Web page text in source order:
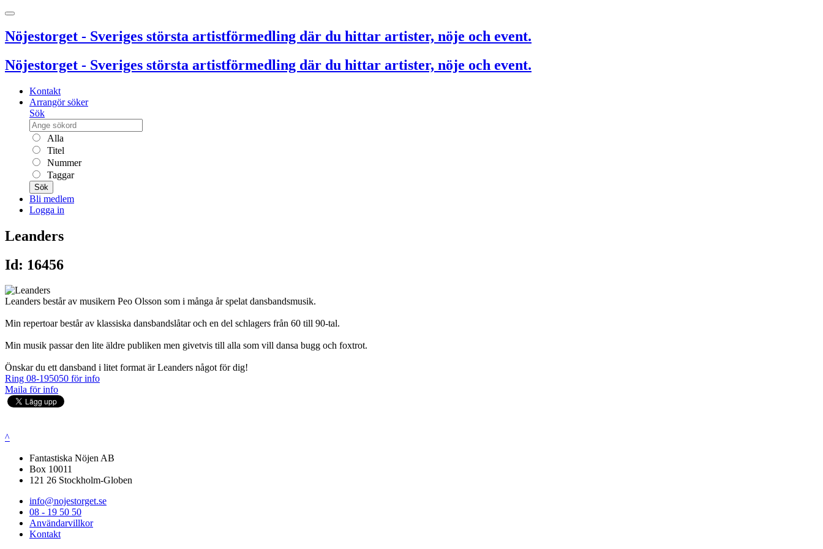
Nöjestorget - Sveriges största artistförmedling där du hittar artister, nöje och event.
Nöjestorget - Sveriges största artistförmedling där du hittar artister, nöje och event.
Kontakt
Arrangör söker
Sök
Alla
Titel
Nummer
Taggar
Sök
Bli medlem
Logga in
Leanders
Id: 16456
Leanders består av musikern Peo Olsson som i många år spelat dansbandsmusik.
Min repertoar består av klassiska dansbandslåtar och en del schlagers från 60 till 90-tal.
Min musik passar den lite äldre publiken men givetvis till alla som vill dansa bugg och foxtrot.
Önskar du ett dansband i litet format är Leanders något för dig!
Ring 08-195050 för info
Maila för info
^
Fantastiska Nöjen AB
Box 10011
121 26 Stockholm-Globen
info@nojestorget.se
08 - 19 50 50
Användarvillkor
Kontakt